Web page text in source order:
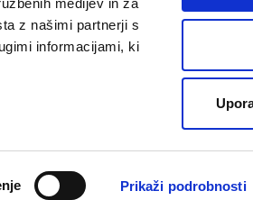
medijev in za
z našimi partnerji s
informacijami, ki
Prikaži podrobnosti
Disclosure Policy